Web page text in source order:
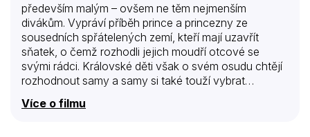
především malým – ovšem ne těm nejmenším
divákům. Vypráví příběh prince a princezny ze
sousedních spřátelených zemí, kteří mají uzavřít
sňatek, o čemž rozhodli jejich moudří otcové se
svými rádci. Královské děti však o svém osudu chtějí
rozhodnout samy a samy si také touží vybrat
životního partnera, který se bude líbit jim, a ne
takového, kterého určí státní důvody…
Více o filmu